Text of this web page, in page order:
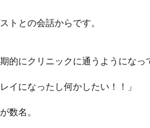
トとの会話からです。
的にクリニックに通うようになっ
レイになったし何かしたい！！」
数名。